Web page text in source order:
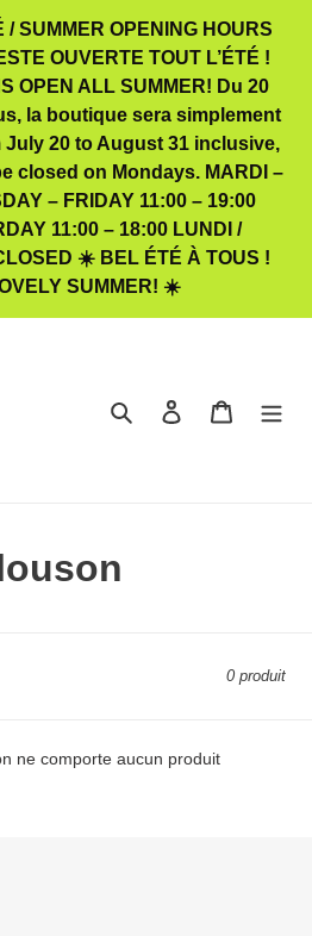
SUMMER OPENING HOURS
OUVERTE TOUT L’ÉTÉ !
OPEN ALL SUMMER! Du 20
la boutique sera simplement
July 20 to August 31 inclusive,
closed on Mondays. MARDI –
– FRIDAY 11:00 – 19:00
11:00 – 18:00 LUNDI /
☀️ BEL ÉTÉ À TOUS !
SUMMER! ☀️
RechercherSe connecter
Panier
0 produit
ne comporte aucun produit